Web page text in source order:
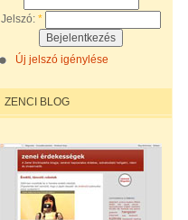
Jelszó: *
Új jelszó igénylése
ZENCI BLOG